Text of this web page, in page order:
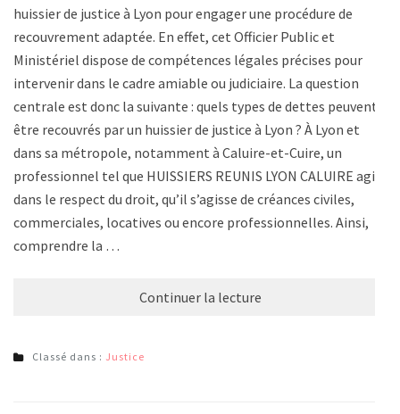
huissier de justice à Lyon pour engager une procédure de
recouvrement adaptée. En effet, cet Officier Public et
Ministériel dispose de compétences légales précises pour
intervenir dans le cadre amiable ou judiciaire. La question
centrale est donc la suivante : quels types de dettes peuvent
être recouvrés par un huissier de justice à Lyon ? À Lyon et
dans sa métropole, notamment à Caluire-et-Cuire, un
professionnel tel que HUISSIERS REUNIS LYON CALUIRE agit
dans le respect du droit, qu’il s’agisse de créances civiles,
commerciales, locatives ou encore professionnelles. Ainsi,
comprendre la …
Continuer la lecture
Classé dans : Justice